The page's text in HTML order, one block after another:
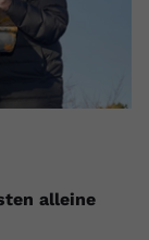
alleine